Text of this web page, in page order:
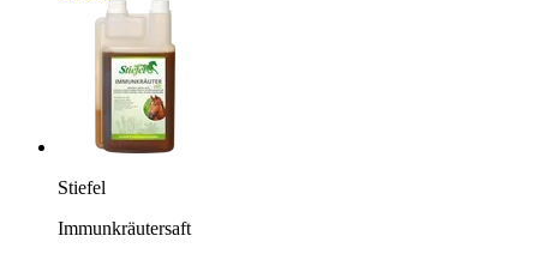
Stiefel
Immunkräutersaft